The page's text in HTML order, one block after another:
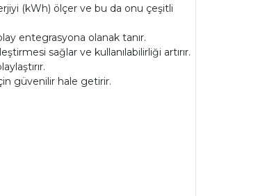
(kWh) ölçer ve bu da onu çeşitli
entegrasyona olanak tanır.
sağlar ve kullanılabilirliği artırır.
güvenilir hale getirir.